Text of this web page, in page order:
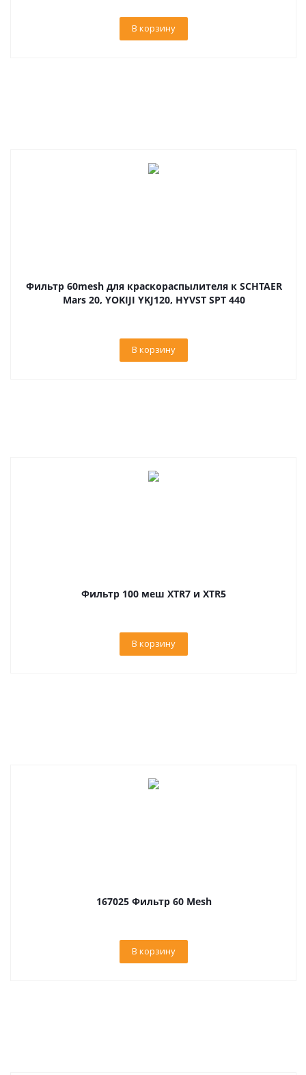
В корзину
Фильтр 60mesh для краскораспылителя к SCHTAER
Mars 20, YOKIJI YKJ120, HYVST SPT 440
В корзину
Фильтр 100 меш XTR7 и XTR5
В корзину
167025 Фильтр 60 Mesh
В корзину